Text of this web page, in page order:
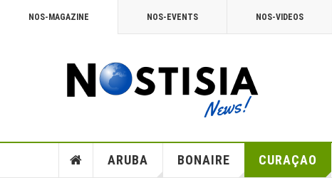
NOS-MAGAZINE NOS-EVENTS NOS-VIDEOS
ARUBA BONAIRE CURAÇAO